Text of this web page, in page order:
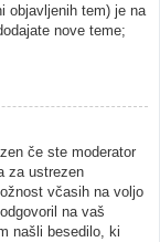
objavljenih tem) je na
nove teme;
če ste moderator
za ustrezen
včasih na voljo
na vaš
našli besedilo, ki